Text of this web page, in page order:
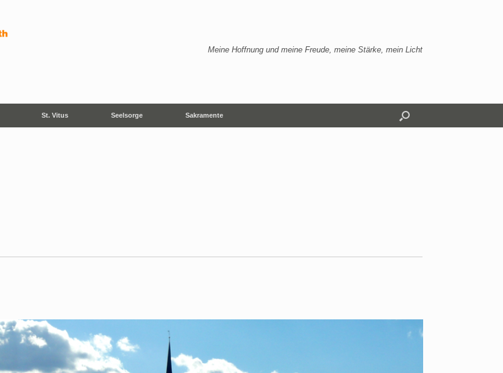
Meine Hoffnung und meine Freude, meine Stärke, mein Licht
St. Vitus Seelsorge Sakramente